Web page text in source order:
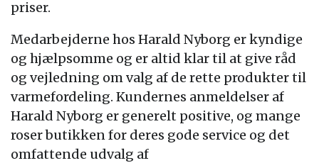
priser.
Medarbejderne hos Harald Nyborg er kyndige
og hjælpsomme og er altid klar til at give råd
og vejledning om valg af de rette produkter til
varmefordeling. Kundernes anmeldelser af
Harald Nyborg er generelt positive, og mange
roser butikken for deres gode service og det
omfattende udvalg af